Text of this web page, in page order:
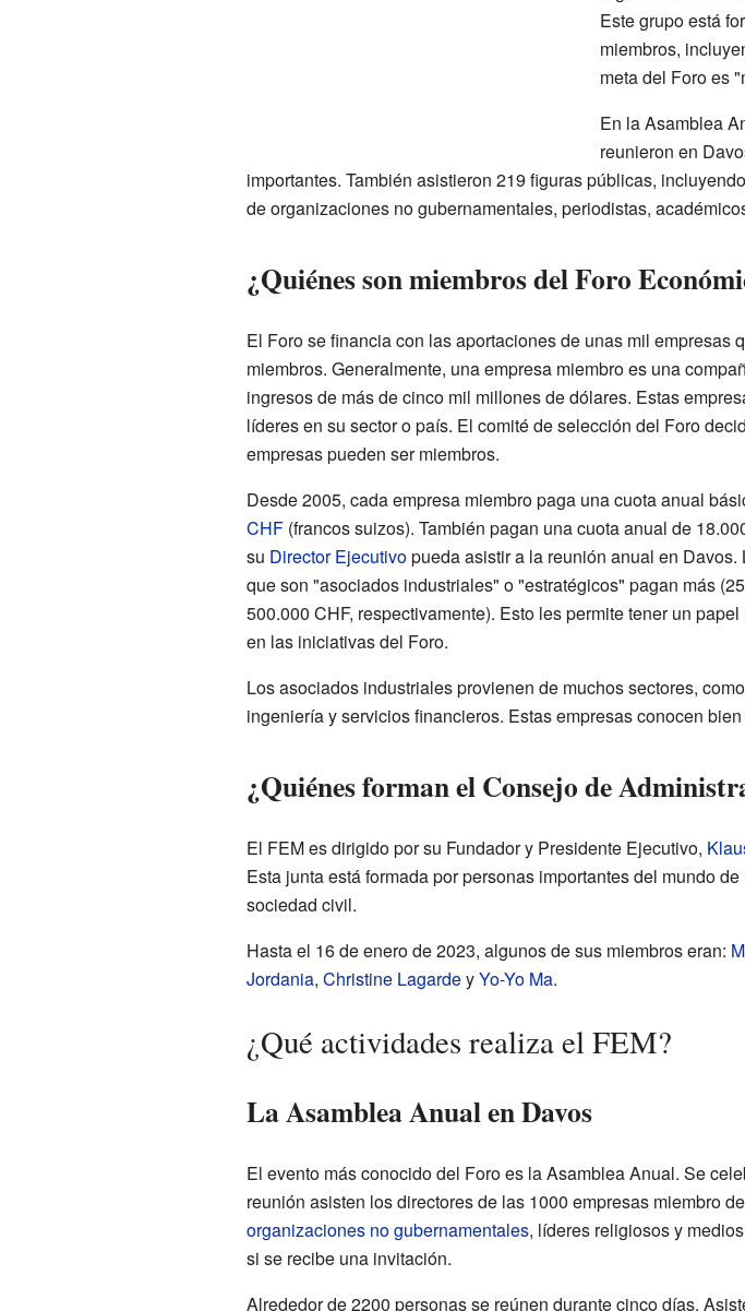
Este grupo está
miembros,
meta del Foro es
En la Asamblea
reunieron en
importantes. También asistieron 219 figuras públicas,
de organizaciones no gubernamentales, periodistas,
¿Quiénes son miembros del Foro
El Foro se financia con las aportaciones de unas mil empresas
miembros. Generalmente, una empresa miembro es una
ingresos de más de cinco mil millones de dólares. Estas
líderes en su sector o país. El comité de selección del Foro
empresas pueden ser miembros.
Desde 2005, cada empresa miembro paga una cuota anual
CHF(francos suizos). También pagan una cuota anual de
su Director Ejecutivopueda asistir a la reunión anual en Davos.
que son "asociados industriales" o "estratégicos" pagan más
500.000 CHF, respectivamente). Esto les permite tener un
en las iniciativas del Foro.
Los asociados industriales provienen de muchos sectores,
ingeniería y servicios financieros. Estas empresas conocen
¿Quiénes forman el Consejo de
El FEM es dirigido por su Fundador y Presidente Ejecutivo,
Esta junta está formada por personas importantes del mundo
sociedad civil.
Hasta el 16 de enero de 2023, algunos de sus miembros eran:
Jordania, Christine LagardeyYo-Yo Ma.
¿Qué actividades realiza el FEM?
La Asamblea Anual en Davos
El evento más conocido del Foro es la Asamblea Anual. Se
reunión asisten los directores de las 1000 empresas miembro
organizaciones no gubernamentales, líderes religiosos y
si se recibe una invitación.
Alrededor de 2200 personas se reúnen durante cinco días.